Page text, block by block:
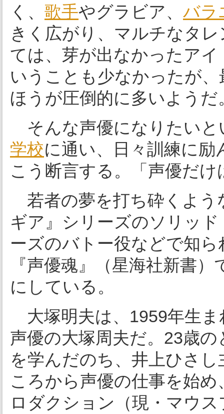
く、 歌手やグラビア、 バラ
きく広がり、マルチなタ
ては、芽が出なかったア
いうことも少なかったが
ほうが圧倒的に多いようだ
そんな声優になりたいと
学校に通い、日々訓練に
こう断言する。「声優だ
若者の夢を打ち砕くよう
ギア』シリーズのソリッ
ーズのバトー役などで知
『声優魂』（星海社新書
にしている。
大塚明夫は、1959年生ま
声優の大塚周夫だ。23歳の
を学んだのち、井上ひさ
ころから声優の仕事を始
ロダクション（現・マウ